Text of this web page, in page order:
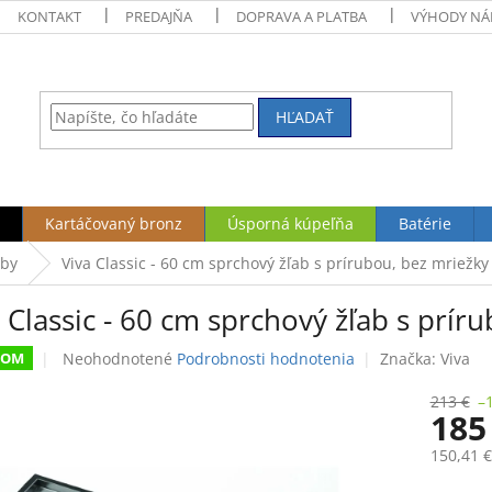
KONTAKT PREDAJŇA DOPRAVA A PLATBA VÝHODY
HĽADAŤ
Kartáčovaný bronz Úsporná kúpeľňa Batérie
Viva Classic - 60 cm sprchový žľab s prírubou, bez mriežky
Classic - 60 cm sprchový žľab s
Priemerné
5
Neohodnotené Podrobnosti hodnotenia Značka: Viva
213 €
150,41